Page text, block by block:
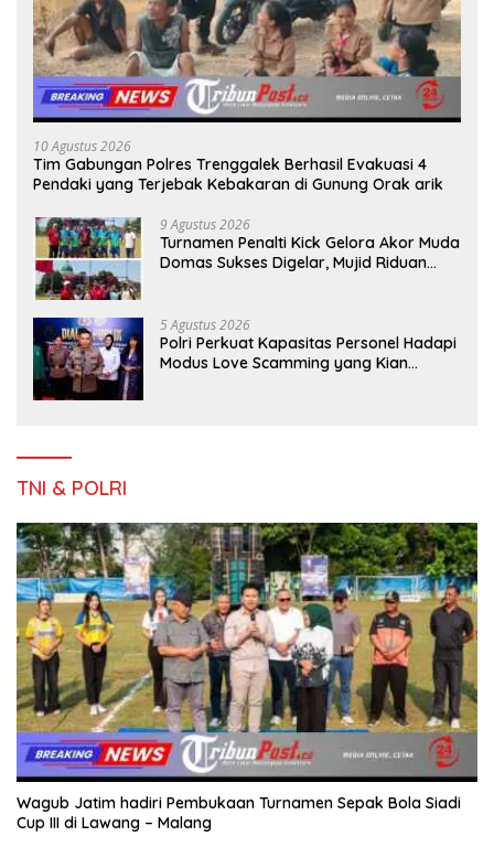
10 Agustus 2026
Tim Gabungan Polres Trenggalek Berhasil Evakuasi 4
Pendaki yang Terjebak Kebakaran di Gunung Orak arik
9 Agustus 2026
Turnamen Penalti Kick Gelora Akor Muda
Domas Sukses Digelar, Mujid Riduan
5 Agustus 2026
Polri Perkuat Kapasitas Personel Hadapi
Modus Love Scamming yang Kian
TNI & POLRI
Wagub Jatim hadiri Pembukaan Turnamen Sepak Bola Siadi
Cup III di Lawang – Malang